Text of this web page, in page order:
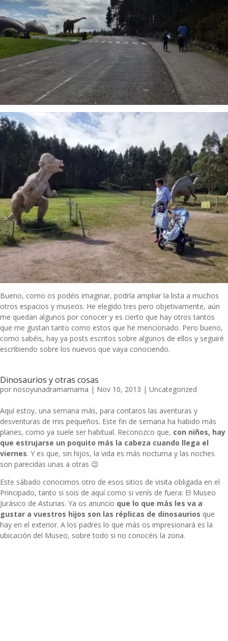
Bueno, como os podéis imaginar, podría ampliar la lista a muchos
otros espacios y museos. He elegido tres pero objetivamente, aún
me quedan algunos por conocer y es cierto que hay otros tantos
que me gustan tanto como estos que he mencionado. Pero bueno,
como sabéis, hay ya posts escritos sobre algunos de ellos y seguiré
escribiendo sobre los nuevos que vaya conociendo.
Dinosaurios y otras cosas
por nosoyunadramamama | Nov 10, 2013 | Uncategorized
Aquí estoy, una semana más, para contaros las aventuras y
desventuras de mis pequeños. Este fin de semana ha habido más
planes, como ya suele ser habitual. Reconozco que, con niños, hay
que estrujarse un poquito más la cabeza cuando llega el
viernes. Y es que, sin hijos, la vida es más nocturna y las noches
son parecidas unas a otras 😉
Este sábado conocimos otro de esos sitios de visita obligada en el
Principado, tanto si sois de aquí como si venís de fuera: El Museo
Jurásico de Asturias. Ya os anuncio que lo que más les va a
gustar a vuestros hijos son las réplicas de dinosaurios que
hay en el exterior. A los padres lo que más os impresionará es la
ubicación del Museo, sobre todo si no conocéis la zona.